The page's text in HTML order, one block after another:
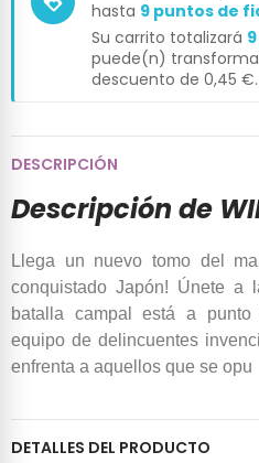
hasta 9 puntos de
Su carrito totalizará 9
puede(n)
descuento de 0,45 €.
DESCRIPCIÓN
Descripción de
Llega un nuevo tomo del
conquistado Japón! Únete
batalla campal está a
equipo de delincuentes
enfrenta a aquellos que se opu
DETALLES DEL PRODUCTO